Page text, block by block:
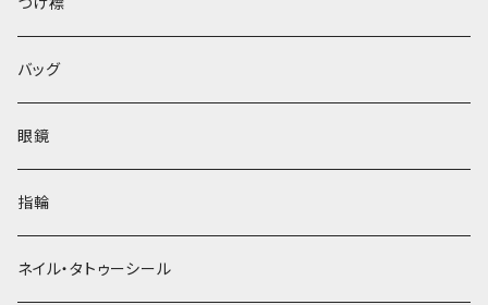
バッグ
眼鏡
指輪
ネイル・タトゥーシール